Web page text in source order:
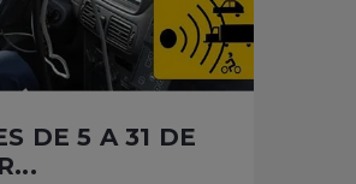
DE 5 A 31 DE